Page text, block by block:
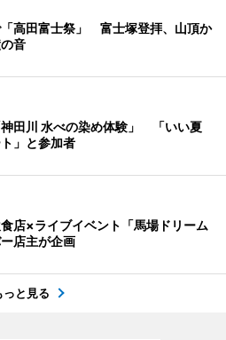
高田富士祭」 富士塚登拝、山頂か
音
田川 水べの染め体験」 「いい夏
」と参加者
店×ライブイベント「馬場ドリーム
店主が企画
っと見る